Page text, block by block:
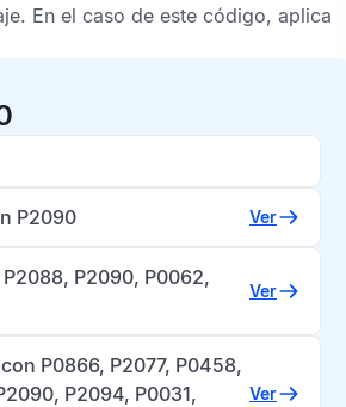
En el caso de este código, aplica
P2090 Ver
P2090, P0062,
Ver
P0866, P2077, P0458,
P2094, P0031,
Ver